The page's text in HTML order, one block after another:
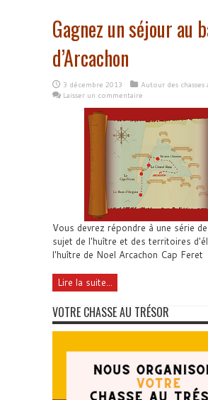
Gagnez un séjour au
d’Arcachon
3 décembre 2013
Autour des
Laisser un commentaire
Vous devrez répondre à une série
sujet de l'huître et des territoires
l'huître de Noel Arcachon Cap Feret
Lire la suite...
VOTRE CHASSE AU TRÉSOR